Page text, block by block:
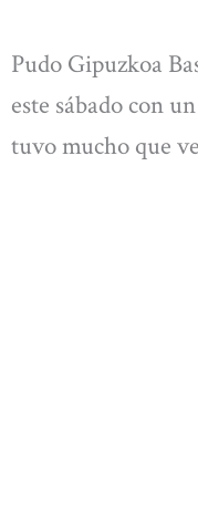
Pudo Gipuzkoa
este sábado con
tuvo mucho que